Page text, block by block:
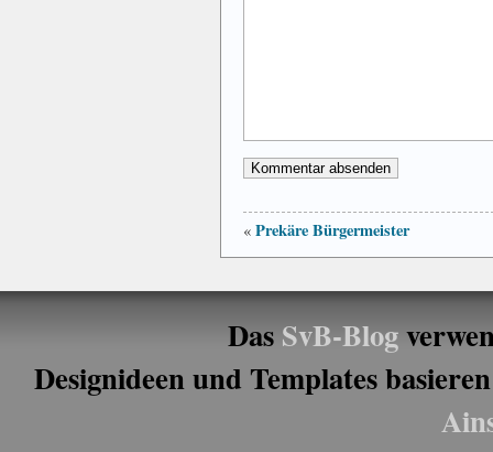
« Prekäre Bürgermeister
DasSvB-Blog
Designideen und Templates